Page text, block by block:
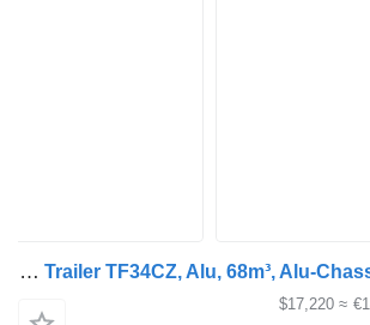
General Trailer TF34CZ, Alu, 68m³, Alu-Chassis, Luftfederung
≈ $17,220